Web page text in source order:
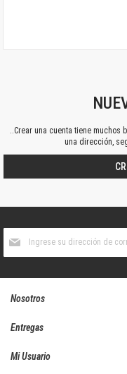
..Crear una cuenta tiene muchos
una dirección,
boletín
Nosotros
Entregas
Mi Usuario